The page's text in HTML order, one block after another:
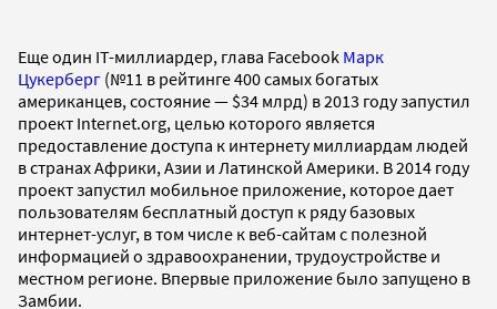
Еще один IT-миллиардер, глава Facebook Марк
Цукерберг (№11 в рейтинге 400 самых богатых
американцев, состояние — $34 млрд) в 2013 году запустил
проект Internet.org, целью которого является
предоставление доступа к интернету миллиардам людей
в странах Африки, Азии и Латинской Америки. В 2014 году
проект запустил мобильное приложение, которое дает
пользователям бесплатный доступ к ряду базовых
интернет-услуг, в том числе к веб-сайтам с полезной
информацией о здравоохранении, трудоустройстве и
местном регионе. Впервые приложение было запущено в
Замбии.